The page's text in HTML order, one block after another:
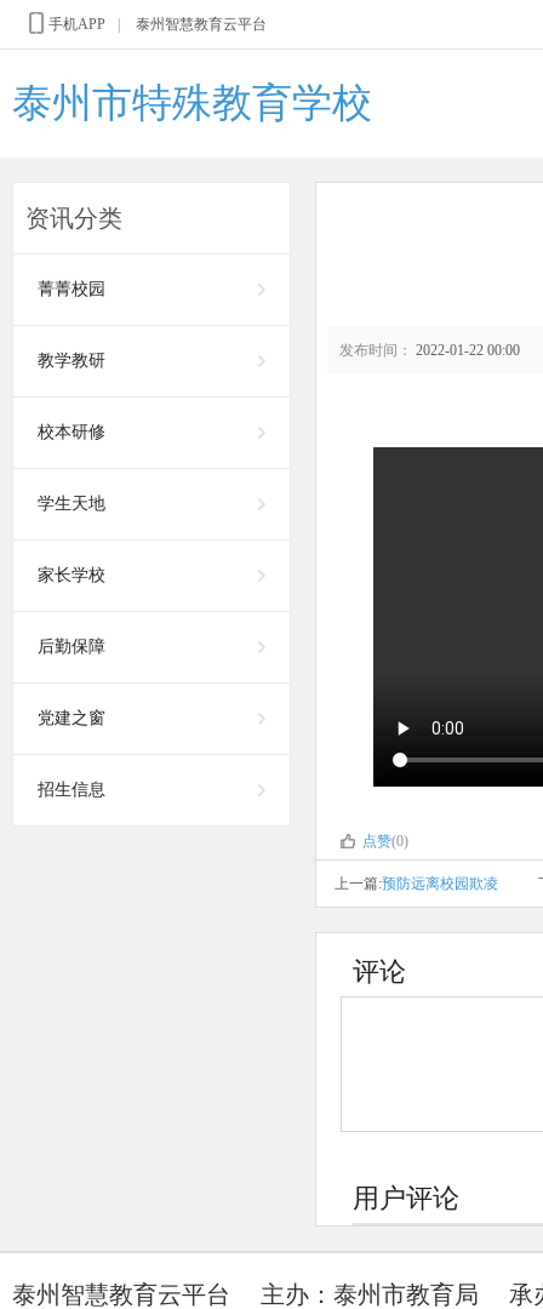
手机APP 泰州智慧教育云平台
泰州市特殊教育学校
资讯分类
菁菁校园
教学教研
校本研修
学生天地
家长学校
后勤保障
党建之窗
招生信息
发布时间： 2022-01-22 00:00
点赞(0)
上一篇:预防远离校园欺凌
评论
用户评论
泰州智慧教育云平台 主办：泰州市教育局